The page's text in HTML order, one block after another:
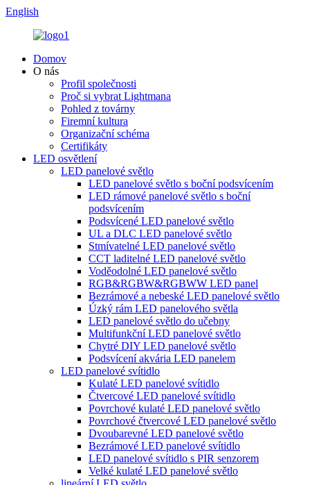
English
Domov
O nás
Profil společnosti
Proč si vybrat Lightmana
Pohled z továrny
Firemní kultura
Organizační schéma
Certifikáty
LED osvětlení
LED panelové světlo
LED panelové světlo s boční podsvícením
LED rámové panelové světlo s boční
podsvícením
Podsvícené LED panelové světlo
UL a DLC LED panelové světlo
Stmívatelné LED panelové světlo
CCT laditelné LED panelové světlo
Voděodolné LED panelové světlo
RGB&RGBW&RGBWW LED panel
Bezrámové a nebeské LED panelové světlo
Úzký rám LED panelového světla
LED panelové světlo do učebny
Multifunkční LED panelové světlo
Chytré DIY LED panelové světlo
Podsvícení akvária LED panelem
LED panelové svítidlo
Kulaté LED panelové svítidlo
Čtvercové LED panelové svítidlo
Povrchové kulaté LED panelové světlo
Povrchové čtvercové LED panelové světlo
Dvoubarevné LED panelové světlo
Bezrámové LED panelové svítidlo
LED panelové svítidlo s PIR senzorem
Velké kulaté LED panelové světlo